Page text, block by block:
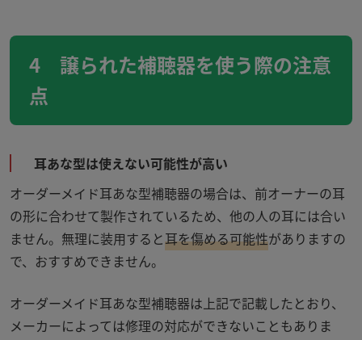
4 譲られた補聴器を使う際の注意
点
耳あな型は使えない可能性が高い
オーダーメイド耳あな型補聴器の場合は、前オーナーの耳
の形に合わせて製作されているため、他の人の耳には合い
ません。無理に装用すると耳を傷める可能性がありますの
で、おすすめできません。
オーダーメイド耳あな型補聴器は上記で記載したとおり、
メーカーによっては修理の対応ができないこともありま